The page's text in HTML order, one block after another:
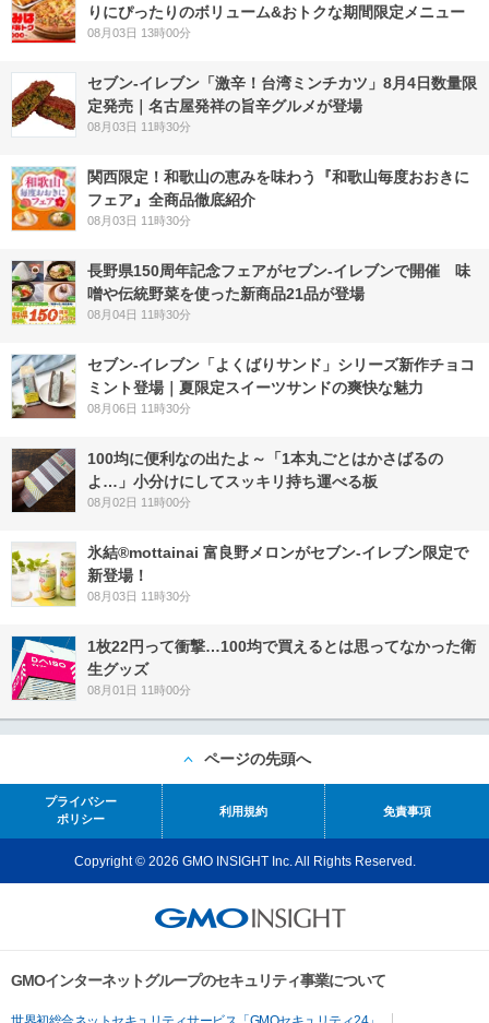
りにぴったりのボリューム&おトクな期間限定メニュー
08月03日 13時00分
セブン-イレブン「激辛！台湾ミンチカツ」8月4日数量限
定発売｜名古屋発祥の旨辛グルメが登場
08月03日 11時30分
関西限定！和歌山の恵みを味わう『和歌山毎度おおきに
フェア』全商品徹底紹介
08月03日 11時30分
長野県150周年記念フェアがセブン-イレブンで開催 味
噌や伝統野菜を使った新商品21品が登場
08月04日 11時30分
セブン‐イレブン「よくばりサンド」シリーズ新作チョコ
ミント登場｜夏限定スイーツサンドの爽快な魅力
08月06日 11時30分
100均に便利なの出たよ～「1本丸ごとはかさばるの
よ…」小分けにしてスッキリ持ち運べる板
08月02日 11時00分
氷結®mottainai 富良野メロンがセブン‐イレブン限定で
新登場！
08月03日 11時30分
1枚22円って衝撃…100均で買えるとは思ってなかった衛
生グッズ
08月01日 11時00分
ページの先頭へ
プライバシー
ポリシー
利用規約 免責事項
Copyright © 2026 GMO INSIGHT Inc. All Rights Reserved.
GMOインターネットグループのセキュリティ事業について